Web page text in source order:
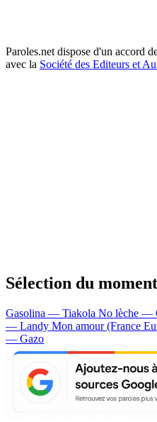
Paroles.net dispose d'un accord
avec la Société des Editeurs et
Sélection du moment
Gasolina — Tiakola No lèche —
— Landy Mon amour (France
— Gazo